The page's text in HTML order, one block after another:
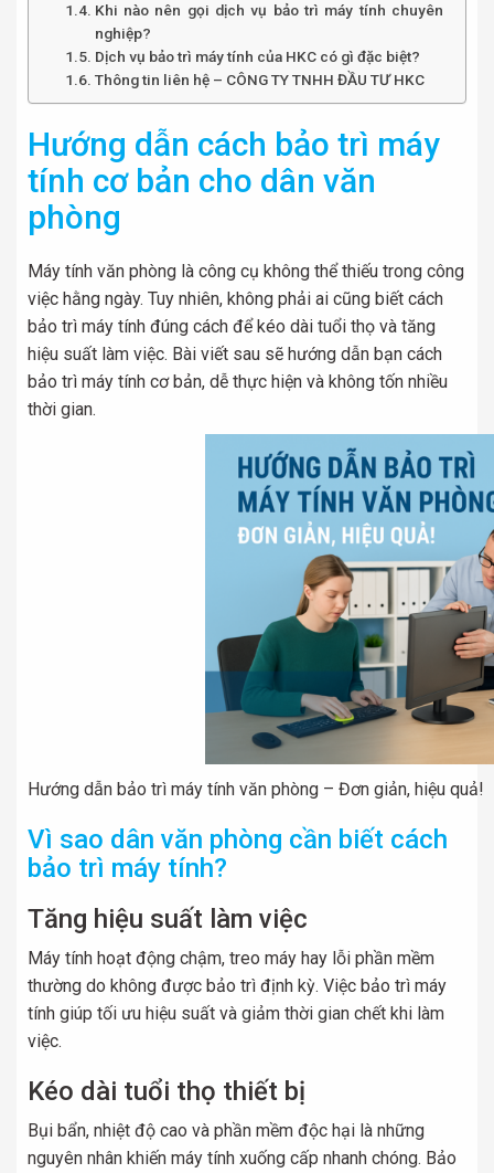
Khi nào nên gọi dịch vụ bảo trì máy tính chuyên
nghiệp?
Dịch vụ bảo trì máy tính của HKC có gì đặc biệt?
Thông tin liên hệ – CÔNG TY TNHH ĐẦU TƯ HKC
Hướng dẫn cách bảo trì máy
tính cơ bản cho dân văn
phòng
Máy tính văn phòng là công cụ không thể thiếu trong công
việc hằng ngày. Tuy nhiên, không phải ai cũng biết cách
bảo trì máy tính đúng cách để kéo dài tuổi thọ và tăng
hiệu suất làm việc. Bài viết sau sẽ hướng dẫn bạn cách
bảo trì máy tính cơ bản, dễ thực hiện và không tốn nhiều
thời gian.
Hướng dẫn bảo trì máy tính văn phòng – Đơn giản, hiệu quả!
Vì sao dân văn phòng cần biết cách
bảo trì máy tính?
Tăng hiệu suất làm việc
Máy tính hoạt động chậm, treo máy hay lỗi phần mềm
thường do không được bảo trì định kỳ. Việc bảo trì máy
tính giúp tối ưu hiệu suất và giảm thời gian chết khi làm
việc.
Kéo dài tuổi thọ thiết bị
Bụi bẩn, nhiệt độ cao và phần mềm độc hại là những
nguyên nhân khiến máy tính xuống cấp nhanh chóng. Bảo